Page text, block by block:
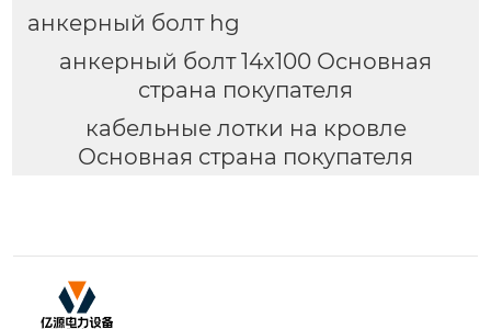
анкерный болт hg
анкерный болт 14х100 Основная
страна покупателя
кабельные лотки на кровле
Основная страна покупателя